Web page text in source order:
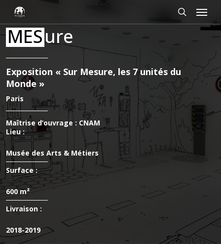
Panneau de gestion des cookies
contenu
principal
rechercher
Menu
MESure
Exposition « Sur Mesure, les 7 unités du
Monde »
Paris
Maîtrise d’ouvrage : CNAM
Lieu :
Musée des Arts & Métiers
Surface :
600 m²
Livraison :
2018-2019